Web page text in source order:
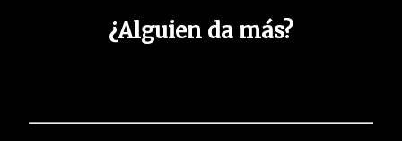
¿Alguien da más?